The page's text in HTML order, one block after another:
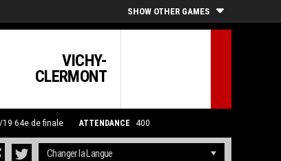
SHOW OTHER GAMES
VICHY-
CLERMONT
19 64e de finale ATTENDANCE 400